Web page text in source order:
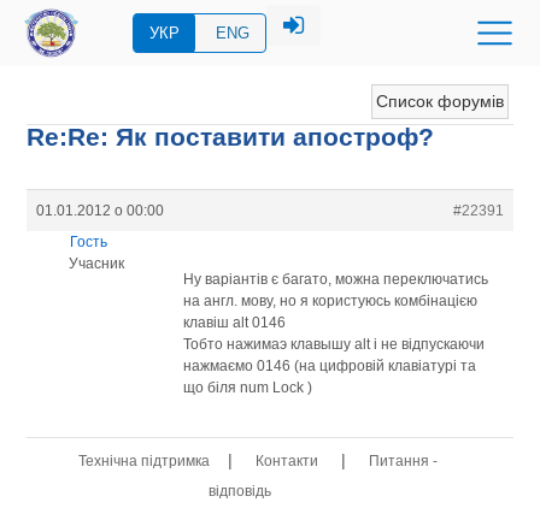
УКР ENG
Список форумів
Re:Re: Як поставити апостроф?
01.01.2012 о 00:00
#22391
Гость
Учасник
Ну варіантів є багато, можна переключатись
на англ. мову, но я користуюсь комбінацією
клавіш alt 0146
Тобто нажимаэ клавышу alt і не відпускаючи
нажмаємо 0146 (на цифровій клавіатурі та
що біля num Lock )
Технічна підтримка | Контакти |
Питання -
відповідь